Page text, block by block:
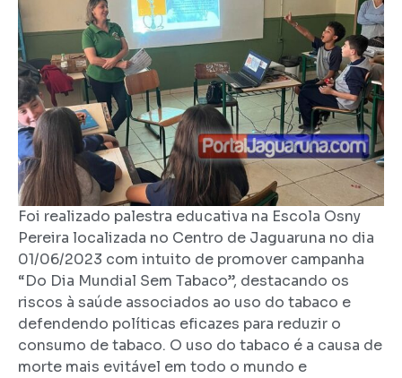
Foi realizado palestra educativa na Escola Osny
Pereira localizada no Centro de Jaguaruna no dia
01/06/2023 com intuito de promover campanha
“Do Dia Mundial Sem Tabaco”, destacando os
riscos à saúde associados ao uso do tabaco e
defendendo políticas eficazes para reduzir o
consumo de tabaco. O uso do tabaco é a causa de
morte mais evitável em todo o mundo e